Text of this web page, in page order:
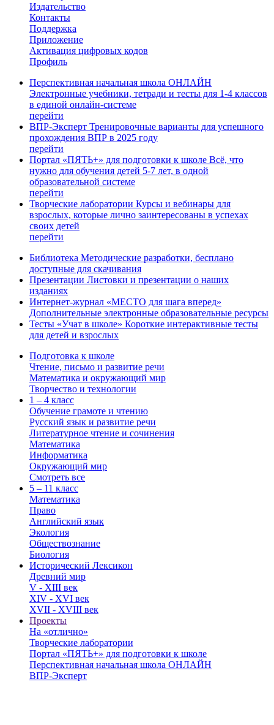
Издательство
Контакты
Поддержка
Приложение
Активация цифровых кодов
Профиль
Перспективная начальная школа ОНЛАЙН
Электронные учебники, тетради и тесты для 1-4 классов
в единой онлайн-системе
перейти
ВПР-Эксперт Тренировочные варианты для успешного
прохождения ВПР в 2025 году
перейти
Портал «ПЯТЬ+» для подготовки к школе Всё, что
нужно для обучения детей 5-7 лет, в одной
образовательной системе
перейти
Творческие лаборатории Курсы и вебинары для
взрослых, которые лично заинтересованы в успехах
своих детей
перейти
Библиотека Методические разработки, бесплано
доступные для скачивания
Презентации Листовки и презентации о наших
изданиях
Интернет-журнал «МЕСТО для шага вперед»
Дополнительные электронные образовательные ресурсы
Тесты «Учат в школе» Короткие интерактивные тесты
для детей и взрослых
Подготовка к школе
Чтение, письмо и развитие речи
Математика и окружающий мир
Творчество и технологии
1 – 4 класс
Обучение грамоте и чтению
Русский язык и развитие речи
Литературное чтение и сочинения
Математика
Информатика
Окружающий мир
Смотреть все
5 – 11 класс
Математика
Право
Английский язык
Экология
Обществознание
Биология
Исторический Лексикон
Древний мир
V - XIII век
XIV - XVI век
XVII - XVIII век
Проекты
На «отлично»
Творческие лаборатории
Портал «ПЯТЬ+» для подготовки к школе
Перспективная начальная школа ОНЛАЙН
ВПР-Эксперт